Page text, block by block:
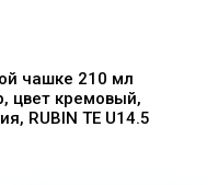
чашке 210 мл
цвет кремовый,
RUBIN TE U14.5